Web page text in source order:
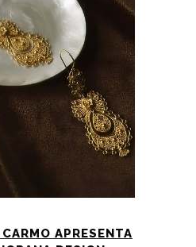
APRESENTA